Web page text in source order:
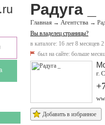
Радуга _
Главная → Агентства →
Вы владелец страницы?
в каталоге: 16 лет 8 месяцев
был на сайте: больше
г.
Добавить в избранное